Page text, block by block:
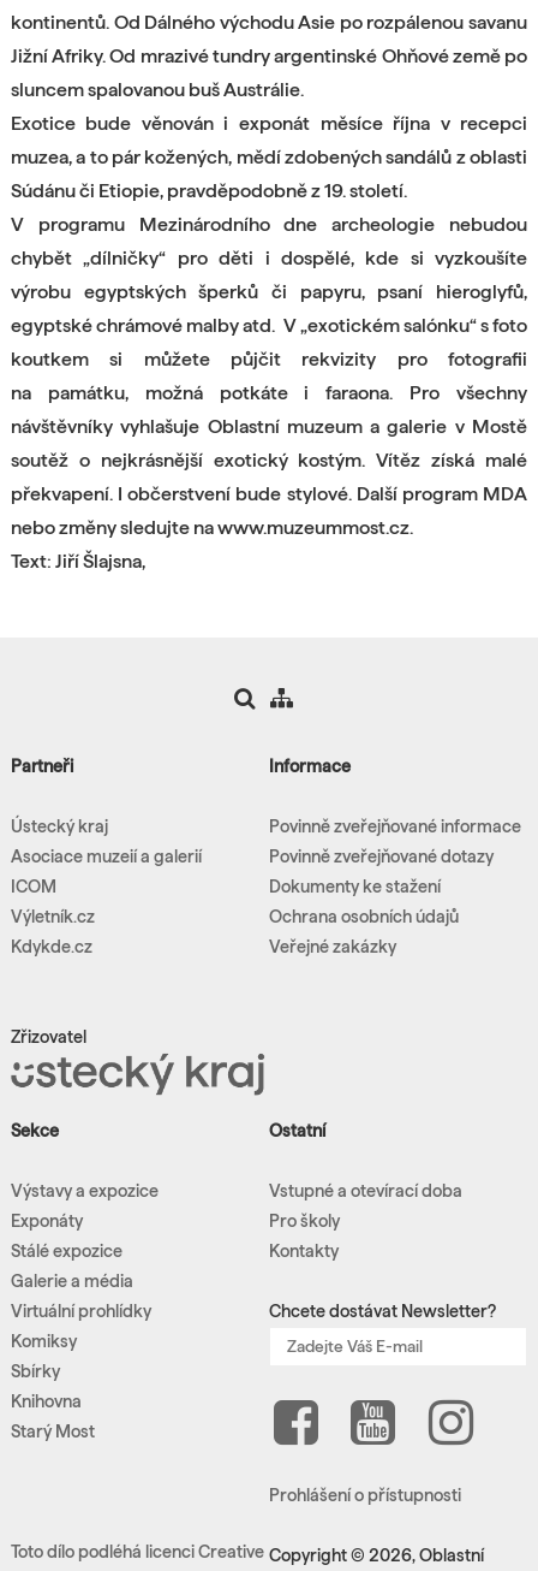
kontinentů. Od Dálného východu Asie po rozpálenou savanu
Jižní Afriky. Od mrazivé tundry argentinské Ohňové země po
sluncem spalovanou buš Austrálie.
Exotice bude věnován i exponát měsíce října v recepci
muzea, a to pár kožených, mědí zdobených sandálů z oblasti
Súdánu či Etiopie, pravděpodobně z 19. století.
V programu Mezinárodního dne archeologie nebudou
chybět „dílničky“ pro děti i dospělé, kde si vyzkoušíte
výrobu egyptských šperků či papyru, psaní hieroglyfů,
egyptské chrámové malby atd. V „exotickém salónku“ s foto
koutkem si můžete půjčit rekvizity pro fotografii
na památku, možná potkáte i faraona. Pro všechny
návštěvníky vyhlašuje Oblastní muzeum a galerie v Mostě
soutěž o nejkrásnější exotický kostým. Vítěz získá malé
překvapení. I občerstvení bude stylové. Další program MDA
nebo změny sledujte na www.muzeummost.cz.
Text: Jiří Šlajsna,
Partneři
Ústecký kraj
Asociace muzeií a galerií
ICOM
Výletník.cz
Kdykde.cz
Zřizovatel
Informace
Povinně zveřejňované informace
Povinně zveřejňované dotazy
Dokumenty ke stažení
Ochrana osobních údajů
Veřejné zakázky
Sekce
Výstavy a expozice
Exponáty
Stálé expozice
Galerie a média
Virtuální prohlídky
Komiksy
Sbírky
Knihovna
Starý Most
Toto dílo podléhá licenci Creative
Ostatní
Vstupné a otevírací doba
Pro školy
Kontakty
Chcete dostávat Newsletter?
Prohlášení o přístupnosti
Copyright © 2026, Oblastní